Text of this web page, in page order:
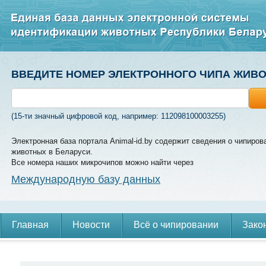
ВВЕДИТЕ НОМЕР ЭЛЕКТРОННОГО ЧИПА
(15-ти значный цифровой код, например: 112098100003255)
Электронная база портала Animal-id.by содержит сведения о
животных в Беларуси.
Все номера наших микрочипов можно найти через
Международную базу данных
Главная Новости Всё о чипировании